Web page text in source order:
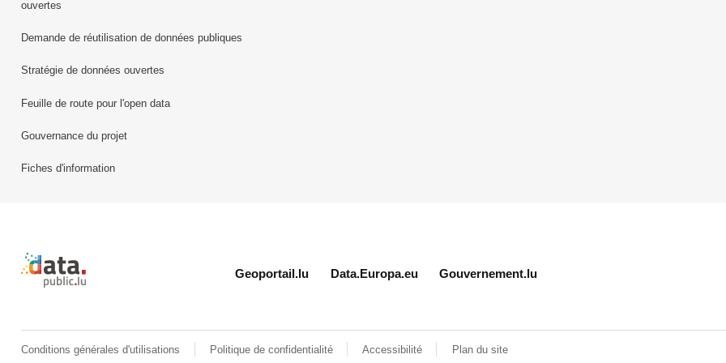
ouvertes
Demande de réutilisation de données publiques
Stratégie de données ouvertes
Feuille de route pour l'open data
Gouvernance du projet
Fiches d'information
Retour à l'accueil de data.public.lu
Geoportail.lu Data.Europa.eu Gouvernement.lu
Conditions générales d'utilisations Politique de confidentialité Accessibilité Plan du site